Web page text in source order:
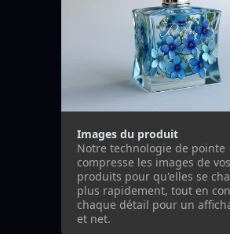
Images du produit
Notre technologie de pointe
compresse les images de vos
produits pour qu'elles se
plus rapidement, tout en
chaque détail pour un
et net.